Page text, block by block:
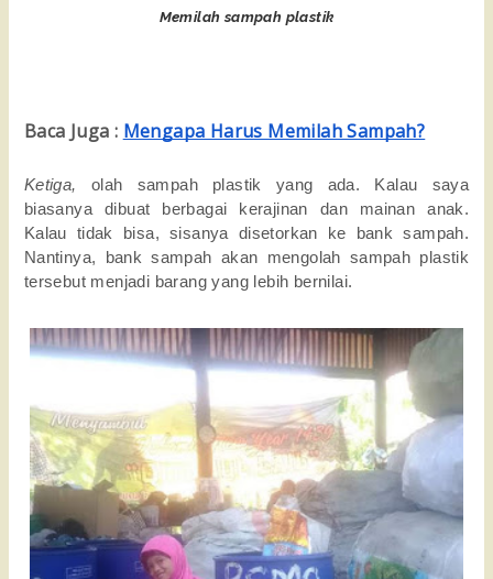
Memilah sampah plastik
Baca Juga : Mengapa Harus Memilah Sampah?
Ketiga, olah sampah plastik yang ada. Kalau saya
biasanya dibuat berbagai kerajinan dan mainan anak.
Kalau tidak bisa, sisanya disetorkan ke bank sampah.
Nantinya, bank sampah akan mengolah sampah plastik
tersebut menjadi barang yang lebih bernilai.